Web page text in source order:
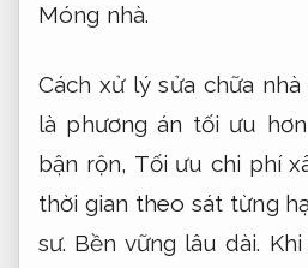
Móng nhà.
Cách xử lý sửa chữa
là phương án tối ưu
bận rộn, Tối ưu chi phí
thời gian theo sát từng
sư. Bền vững lâu dài.